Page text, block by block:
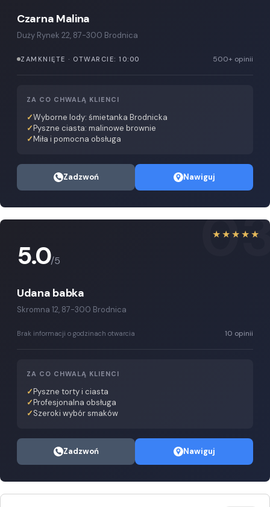
Czarna Malina
Duży Rynek 22, 87-300 Brodnica
ZAMKNIĘTE · OTWARCIE: 10:00 500+ opinii
ZA CO CHWALĄ KLIENCI
Wyborne lody: śmietanka Brodnicka
Pyszne ciasta: malinowe brownie
Miła i pomocna obsługa
Zadzwoń Nawiguj
★★★★★
5.0/5
Udana babka
Skromna 12, 87-300 Brodnica
Brak informacji o godzinach otwarcia 10 opinii
ZA CO CHWALĄ KLIENCI
Pyszne torty i ciasta
Profesjonalna obsługa
Szeroki wybór smaków
Zadzwoń Nawiguj